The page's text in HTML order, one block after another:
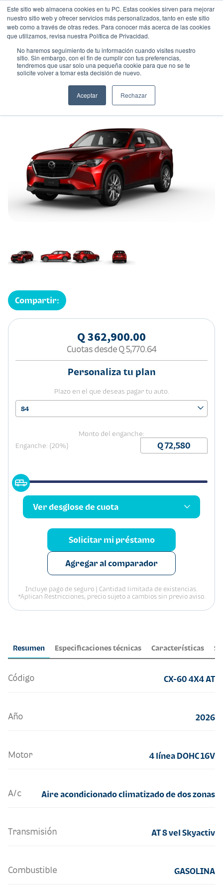
Este sitio web almacena cookies en tu PC. Estas cookies sirven para mejorar
nuestro sitio web y ofrecer servicios más personalizados, tanto en este sitio
web como a través de otras redes. Para conocer más acerca de las cookies
que utilizamos, revisa nuestra Política de Privacidad.
No haremos seguimiento de tu información cuando visites nuestro
sitio. Sin embargo, con el fin de cumplir con tus preferencias,
tendremos que usar solo una pequeña cookie para que no se te
solicite volver a tomar esta decisión de nuevo.
Aceptar Rechazar
MAZDA IVESA CX-60 4X4 AT
GASOLINA
Resumen Especificaciones técnicas Características
Código CX-60 4X4 AT
Año 2026
Motor 4 línea DOHC 16V
A/c Aire acondicionado climatizado de dos zonas
Transmisión AT 8 vel Skyactiv
Combustible GASOLINA
Compartir:
Q 362,900.00
Cuotas desde Q 5,770.64
Personaliza tu plan
Plazo en el que deseas pagar tu auto.
84
Monto del enganche:
Enganche: (20%)
Ver desglose de cuota
Solicitar mi préstamo
Agregar al comparador
Incluye pago de seguro | Cantidad limitada de existencias.
*Aplican Restricciones, precio sujeto a cambios sin previo aviso.